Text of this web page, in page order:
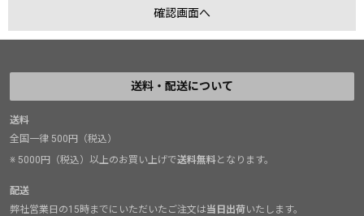
送料・配送について
送料
全国一律 500円（税込）
※ 5000円（税込）以上のお買い上げで送料無料となります。
配送
弊社営業日の15時までにいただいたご注文は当日出荷いたします。